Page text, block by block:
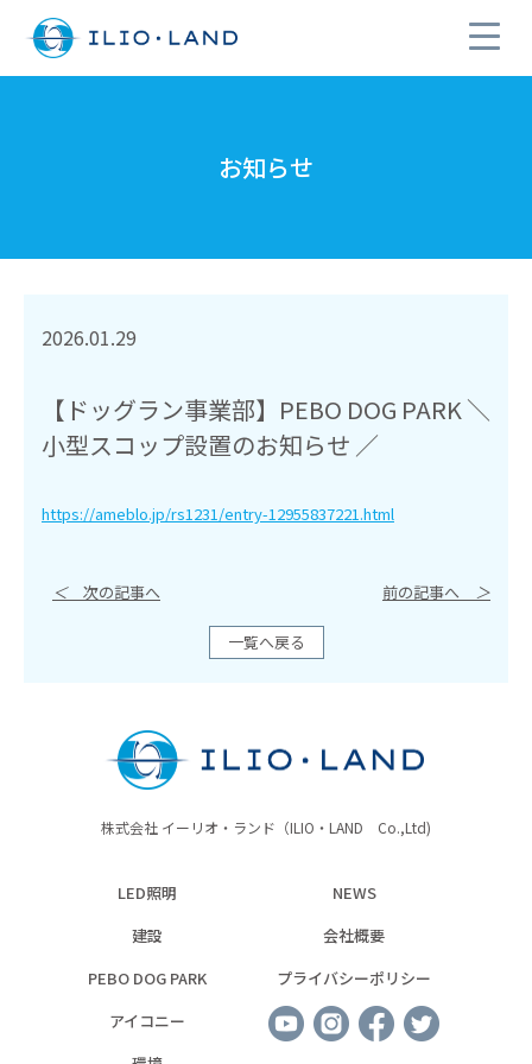
お知らせ
2026.01.29
【ドッグラン事業部】PEBO DOG PARK ＼
小型スコップ設置のお知らせ ／
https://ameblo.jp/rs1231/entry-12955837221.html
＜次の記事へ 前の記事へ ＞
一覧へ戻る
株式会社 イーリオ・ランド（ILIO・LAND Co.,Ltd)
LED照明
建設
PEBO DOG PARK
アイコニー
NEWS
会社概要
プライバシーポリシー